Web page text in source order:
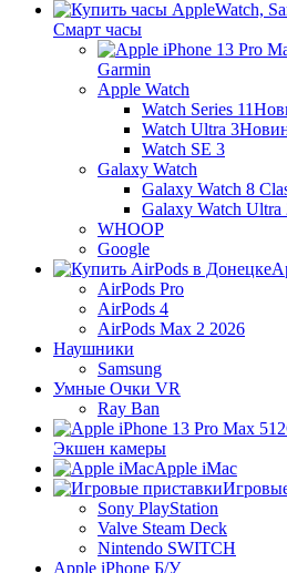
Смарт часы
Garmin
Apple Watch
Watch Series 11
Watch Ultra 3
Watch SE 3
Galaxy Watch
Galaxy Watch 8
Galaxy Watch Ultra
WHOOP
Google
AirPods Pro
AirPods 4
AirPods Max 2 2026
Наушники
Samsung
Умные Очки VR
Ray Ban
Экшен камеры
Apple iMac
Sony PlayStation
Valve Steam Deck
Nintendo SWITCH
Apple iPhone Б/У